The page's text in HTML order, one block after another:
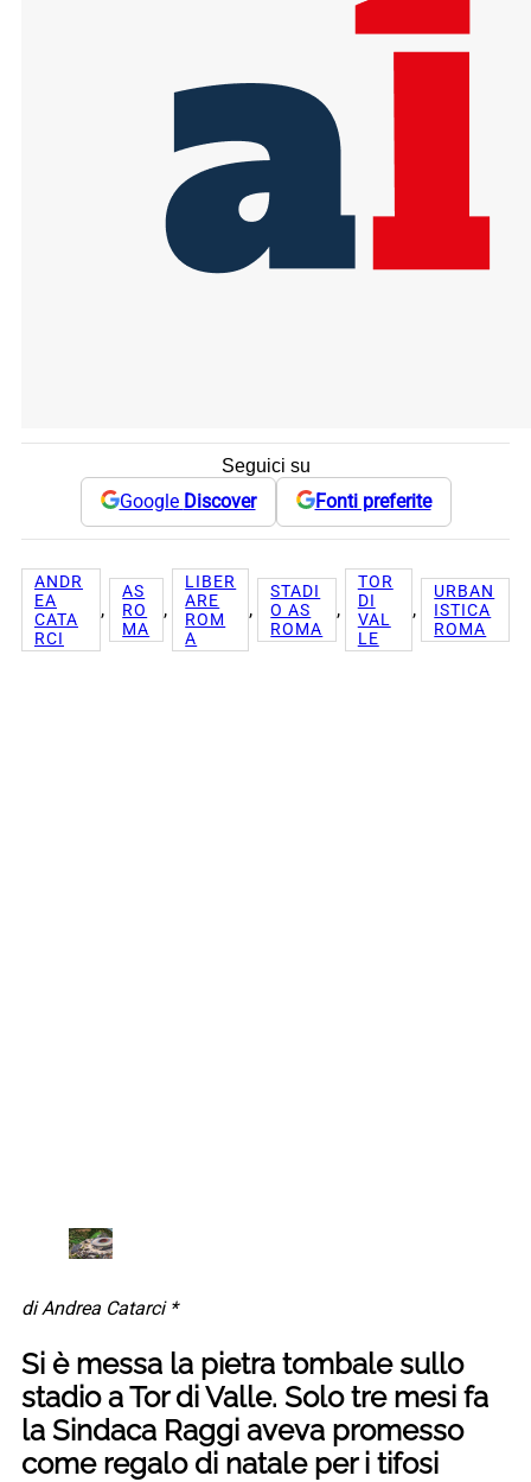
Seguici su
Google Discover Fonti preferite
ANDR
EA
CATA
RCI
,
AS
RO
MA
,
LIBER
ARE
ROM
A
,
STADI
O AS
ROMA
,
TOR
DI
VAL
LE
,
URBAN
ISTICA
ROMA
di Andrea Catarci *
Si è messa la pietra tombale sullo
stadio a Tor di Valle. Solo tre mesi fa
la Sindaca Raggi aveva promesso
come regalo di natale per i tifosi